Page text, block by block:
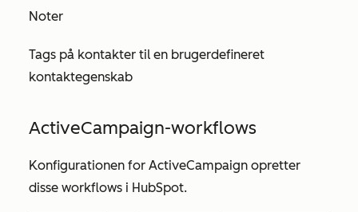
Noter
Tags på kontakter til en brugerdefineret
kontaktegenskab
ActiveCampaign-workflows
Konfigurationen for ActiveCampaign opretter
disse workflows i HubSpot.